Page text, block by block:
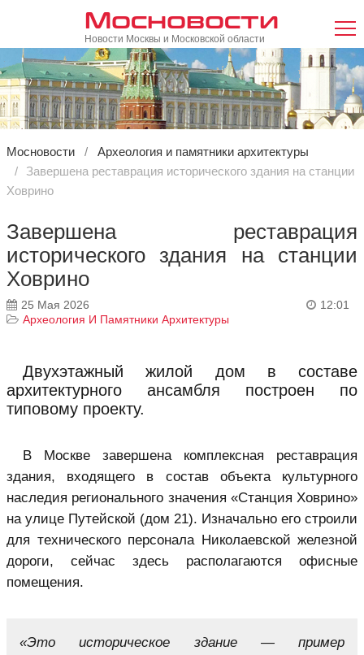
Мосновости
Новости Москвы и Московской области
Мосновости
Археология и памятники архитектуры
Завершена реставрация исторического здания на станции
Ховрино
Завершена реставрация
исторического здания на станции
Ховрино
25 Мая 2026
12:01
Археология И Памятники Архитектуры
Двухэтажный жилой дом в составе
архитектурного ансамбля построен по
типовому проекту.
В Москве завершена комплексная реставрация
здания, входящего в состав объекта культурного
наследия регионального значения «Станция Ховрино»
на улице Путейской (дом 21). Изначально его строили
для технического персонала Николаевской железной
дороги, сейчас здесь располагаются офисные
помещения.
«Это историческое здание — пример